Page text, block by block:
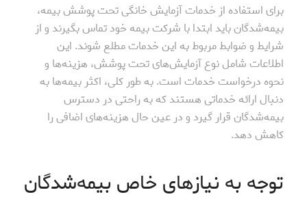
برای استفاده از خدمات آزمایش خانگی تحت پوشش بیمه،
بیمه‌شدگان باید ابتدا با شرکت بیمه خود تماس بگیرند و از
شرایط و ضوابط مربوط به این خدمات مطلع شوند. این
اطلاعات شامل نوع آزمایش‌های تحت پوشش، هزینه‌ها و
نحوه درخواست خدمات است. به طور کلی، اکثر بیمه‌ها به
دنبال ارائه خدماتی هستند که به راحتی در دسترس
بیمه‌شدگان قرار گیرد و در عین حال هزینه‌های اضافی را
کاهش دهد.
توجه به نیازهای خاص بیمه‌شدگان